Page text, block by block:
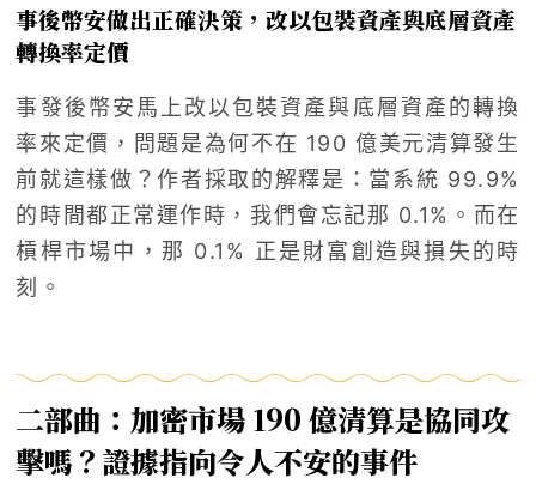
事後幣安做出正確決策，改以包裝資產與底層資產
轉換率定價
事發後幣安馬上改以包裝資產與底層資產的轉換
率來定價，問題是為何不在 190 億美元清算發生
前就這樣做？作者採取的解釋是：當系統 99.9%
的時間都正常運作時，我們會忘記那 0.1%。而在
槓桿市場中，那 0.1% 正是財富創造與損失的時
刻。
二部曲：加密市場 190 億清算是協同攻
擊嗎？證據指向令人不安的事件